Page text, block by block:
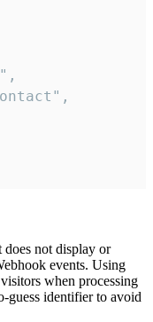
does not display or
events. Using
when processing
guess identifier to avoid